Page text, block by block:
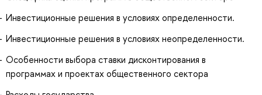
Инвестиционные решения в условиях определенности.
Инвестиционные решения в условиях неопределенности.
Особенности выбора ставки дисконтирования в
программах и проектах общественного сектора